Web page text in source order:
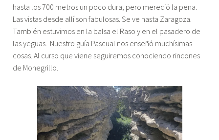
hasta los 700 metros un poco dura, pero mereció la pena.
Las vistas desde allí son fabulosas. Se ve hasta Zaragoza.
También estuvimos en la balsa el Raso y en el pasadero de
las yeguas. Nuestro guía Pascual nos enseñó muchísimas
cosas. Al curso que viene seguiremos conociendo rincones
de Monegrillo.